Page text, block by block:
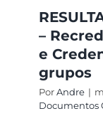
Reuniões
Membros
–
e
grupos
PorAndre |
Documentos